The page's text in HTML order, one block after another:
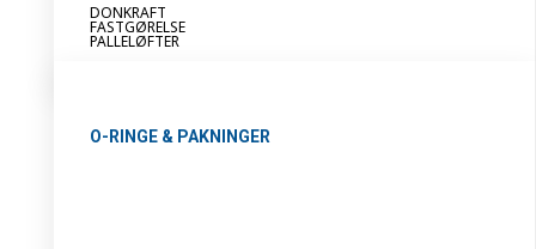
DONKRAFT
FASTGØRELSE
PALLELØFTER
O-RINGE & PAKNINGER